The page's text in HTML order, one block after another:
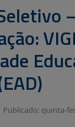
Publicado: quinta-